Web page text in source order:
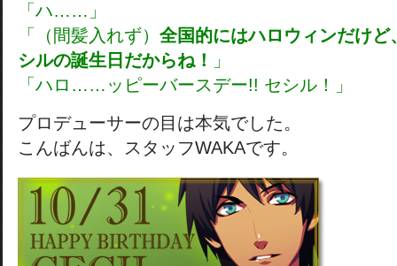
「ハ……」
「（間髪入れず） 全国的にはハロウィンだけ
シルの誕生日だからね！
」
「ハロ……ッピーバースデー!! セシル！」
プロデューサーの目は本気でした。
こんばんは、スタッフWAKAです。